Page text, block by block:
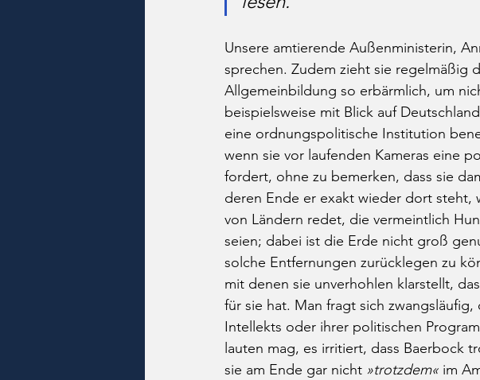
Unsere amtierende Außenministerin,
sprechen. Zudem zieht sie regelmäßig
Allgemeinbildung so erbärmlich, um
beispielsweise mit Blick auf
eine ordnungspolitische Institution
wenn sie vor laufenden Kameras eine
fordert, ohne zu bemerken, dass sie
deren Ende er exakt wieder dort steht,
von Ländern redet, die vermeintlich
seien; dabei ist die Erde nicht groß
solche Entfernungen zurücklegen zu
mit denen sie unverhohlen klarstellt,
für sie hat. Man fragt sich
Intellekts oder ihrer politischen
lauten mag, es irritiert, dass Baerbock
sie am Ende gar nicht »trotzdem« im